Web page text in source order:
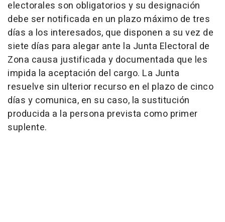
electorales son obligatorios y su designación
debe ser notificada en un plazo máximo de tres
días a los interesados, que disponen a su vez de
siete días para alegar ante la Junta Electoral de
Zona causa justificada y documentada que les
impida la aceptación del cargo. La Junta
resuelve sin ulterior recurso en el plazo de cinco
días y comunica, en su caso, la sustitución
producida a la persona prevista como primer
suplente.